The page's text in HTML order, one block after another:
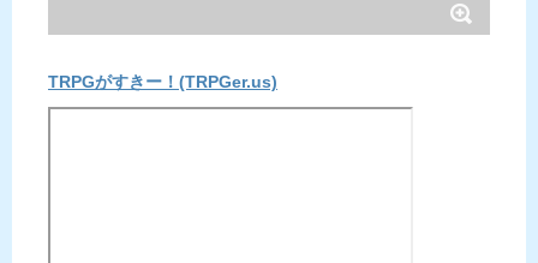
TRPGがすきー！(TRPGer.us)